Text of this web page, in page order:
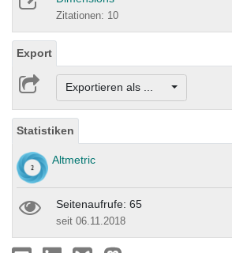
Zitationen: 10
Export
Exportieren als ...
Statistiken
Altmetric
Seitenaufrufe: 65
seit 06.11.2018